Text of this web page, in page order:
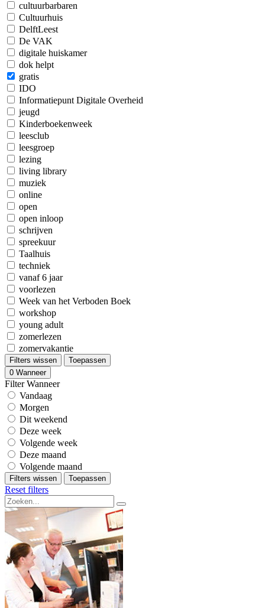
cultuurbarbaren
Cultuurhuis
DelftLeest
De VAK
digitale huiskamer
dok helpt
gratis
IDO
Informatiepunt Digitale Overheid
jeugd
Kinderboekenweek
leesclub
leesgroep
lezing
living library
muziek
online
open
open inloop
schrijven
spreekuur
Taalhuis
techniek
vanaf 6 jaar
voorlezen
Week van het Verboden Boek
workshop
young adult
zomerlezen
zomervakantie
Filters wissen
Toepassen
0 Wanneer
Filter Wanneer
Vandaag
Morgen
Dit weekend
Deze week
Volgende week
Deze maand
Volgende maand
Filters wissen Toepassen
Reset filters